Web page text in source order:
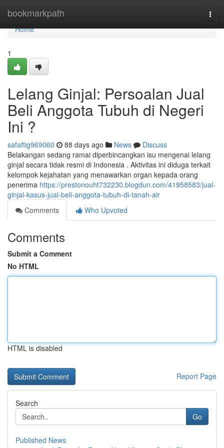
bookmarkpath
Home
Home
1
Lelang Ginjal: Persoalan Jual
Beli Anggota Tubuh di Negeri
Ini ?
safaftig969060 88 days ago News
Discuss
Belakangan sedang ramai diperbincangkan isu mengenai lelang
ginjal secara tidak resmi di Indonesia . Aktivitas ini diduga terkait
kelompok kejahatan yang menawarkan organ kepada orang
penerima https://prestonouht732230.blogdun.com/41958583/jual-
ginjal-kasus-jual-beli-anggota-tubuh-di-tanah-air
Comments
Who Upvoted
Comments
Submit a Comment
No HTML
HTML is disabled
Report Page
Search
Go
Published News